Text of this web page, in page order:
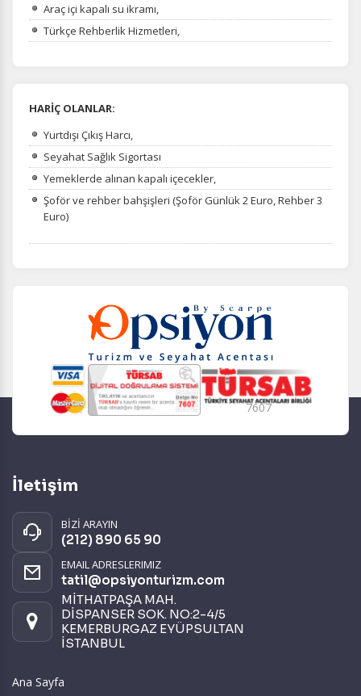
Araç içi kapalı su ikramı,
Türkçe Rehberlik Hizmetleri,
HARİÇ OLANLAR:
Yurtdışı Çıkış Harcı,
Seyahat Sağlık Sigortası
Yemeklerde alınan kapalı içecekler,
Şoför ve rehber bahşişleri (Şoför Günlük 2 Euro, Rehber 3
Euro)
7607
İletişim
BİZİ ARAYIN
(212) 890 65 90
EMAIL ADRESLERIMIZ
tatil@opsiyonturizm.com
MİTHATPAŞA MAH.
DİSPANSER SOK. NO:2-4/5
KEMERBURGAZ EYÜPSULTAN
İSTANBUL
Ana Sayfa